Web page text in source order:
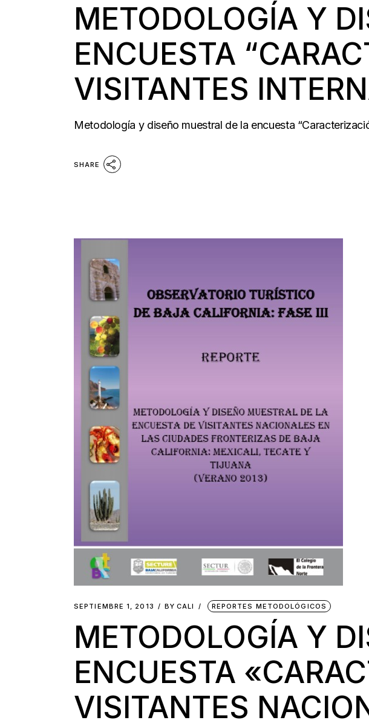
METODOLOGÍA Y
ENCUESTA
VISITANTES
Metodología y diseño muestral de la encuesta
SHARE
SEPTIEMBRE 1, 2013 BY CALI REPORTES METODOLÓGICOS
METODOLOGÍA Y
ENCUESTA
VISITANTES